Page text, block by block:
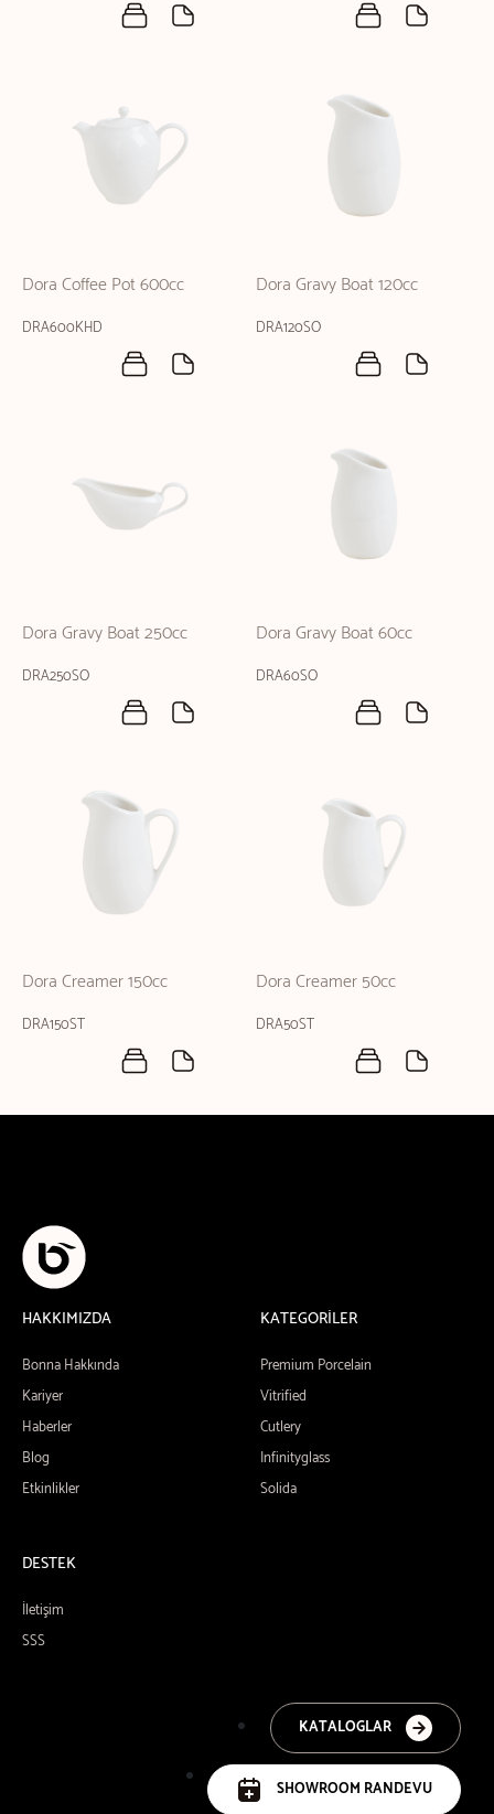
Dora Coffee Pot 600cc
DRA600KHD
Dora Gravy Boat 120cc
DRA120SO
Dora Gravy Boat 250cc
DRA250SO
Dora Gravy Boat 60cc
DRA60SO
Dora Creamer 150cc
DRA150ST
Dora Creamer 50cc
DRA50ST
HAKKIMIZDA
Bonna Hakkında
Kariyer
Haberler
Blog
Etkinlikler
KATEGORİLER
Premium Porcelain
Vitrified
Cutlery
Infinityglass
Solida
DESTEK
İletişim
SSS
KATALOGLAR
SHOWROOM RANDEVU